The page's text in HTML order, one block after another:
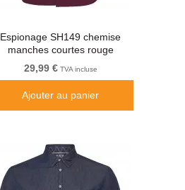
Espionage SH149 chemise
manches courtes rouge
bordeaux
29,99 €TVA incluse
Ajouter au panier